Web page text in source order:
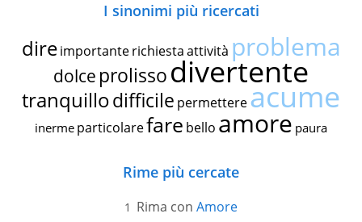
I sinonimi più ricercati
dire importante richiestaattività problema
dolce prolissodivertente
tranquillodifficile permettereacume
inerme particolarefare bello amore paura
Rime più cercate
Rima con Amore